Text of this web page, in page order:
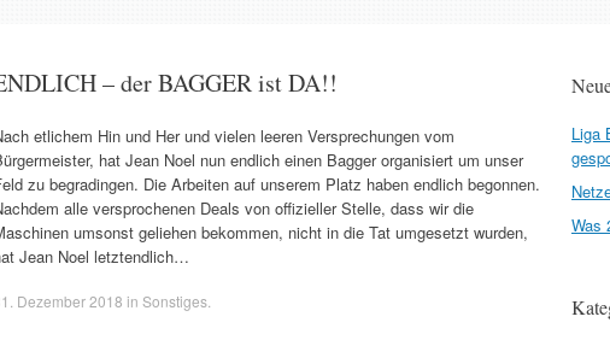
– der BAGGER ist DA!!
etlichem Hin und Her und vielen leeren Versprechungen vom
hat Jean Noel nun endlich einen Bagger organisiert um unser
zu begradingen. Die Arbeiten auf unserem Platz haben endlich begonnen.
alle versprochenen Deals von offizieller Stelle, dass wir die
umsonst geliehen bekommen, nicht in die Tat umgesetzt wurden,
Jean Noel letztendlich…
Dezember 2018 in Sonstiges
Liga
Was